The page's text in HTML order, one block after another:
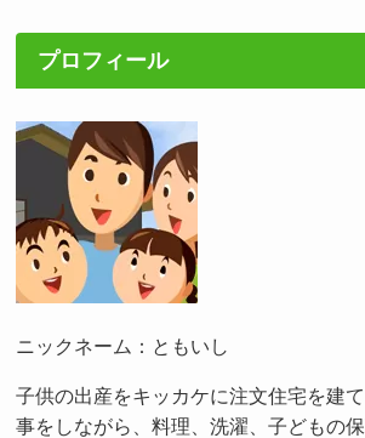
プロフィール
ニックネーム：ともいし
子供の出産をキッカケに注文住宅を建
事をしながら、料理、洗濯、子どもの